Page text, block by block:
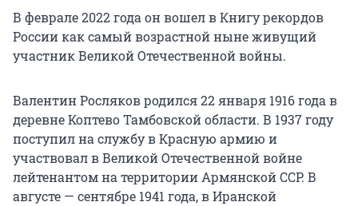
В феврале 2022 года он вошел в Книгу рекордов
России как самый возрастной ныне живущий
участник Великой Отечественной войны.
Валентин Росляков родился 22 января 1916 года в
деревне Коптево Тамбовской области. В 1937 году
поступил на службу в Красную армию и
участвовал в Великой Отечественной войне
лейтенантом на территории Армянской ССР. В
августе — сентябре 1941 года, в Иранской